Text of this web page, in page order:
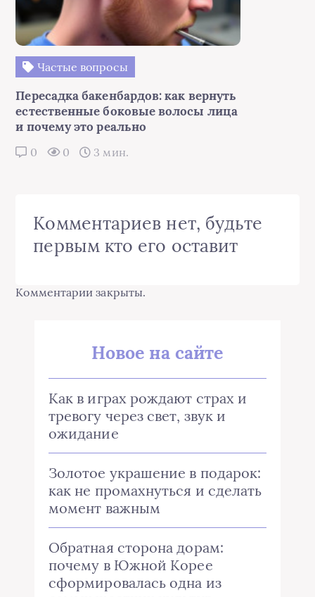
Частые вопросы
Пересадка бакенбардов: как вернуть
естественные боковые волосы лица
и почему это реально
0 0 3 мин.
Комментариев нет, будьте
первым кто его оставит
Комментарии закрыты.
Новое на сайте
Как в играх рождают страх и
тревогу через свет, звук и
ожидание
Золотое украшение в подарок:
как не промахнуться и сделать
момент важным
Обратная сторона дорам:
почему в Южной Корее
сформировалась одна из